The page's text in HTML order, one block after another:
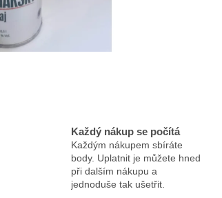
Každý nákup se počítá
Každým nákupem sbíráte
body. Uplatnit je můžete hned
při dalším nákupu a
jednoduše tak ušetřit.